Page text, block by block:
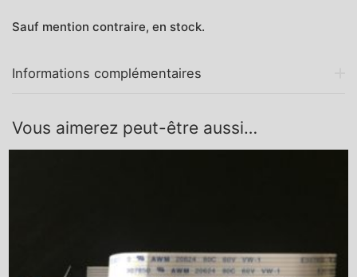
Sauf mention contraire, en stock.
Informations complémentaires
Vous aimerez peut-être aussi…